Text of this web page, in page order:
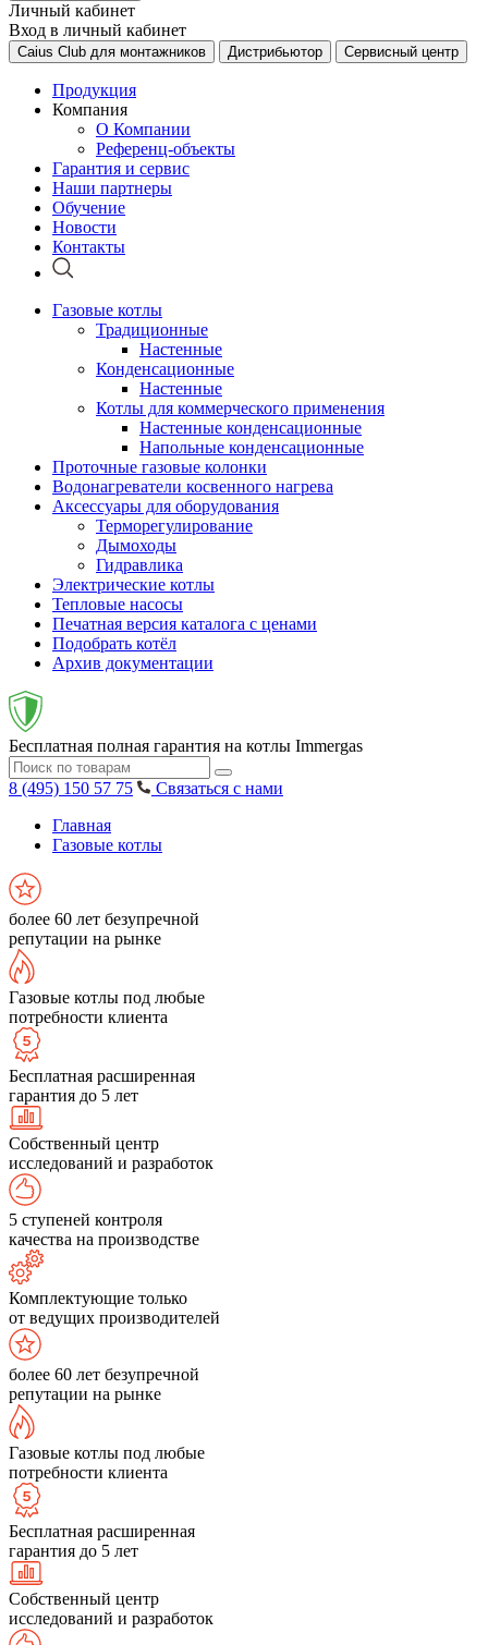
Личный кабинет
Вход в личный кабинет
Caius Club для монтажников Дистрибьютор Сервисный центр
Продукция
Компания
О Компании
Референц-объекты
Гарантия и сервис
Наши партнеры
Обучение
Новости
Контакты
Газовые котлы
Традиционные
Настенные
Конденсационные
Настенные
Котлы для коммерческого применения
Настенные конденсационные
Напольные конденсационные
Проточные газовые колонки
Водонагреватели косвенного нагрева
Аксессуары для оборудования
Терморегулирование
Дымоходы
Гидравлика
Электрические котлы
Тепловые насосы
Печатная версия каталога с ценами
Подобрать котёл
Архив документации
Бесплатная полная гарантия на котлы Immergas
8 (495) 150 57 75
Связаться с нами
Главная
Газовые котлы
более 60 лет безупречной
репутации на рынке
Газовые котлы под любые
потребности клиента
Бесплатная расширенная
гарантия до 5 лет
Собственный центр
исследований и разработок
5 ступеней контроля
качества на производстве
Комплектующие только
от ведущих производителей
более 60 лет безупречной
репутации на рынке
Газовые котлы под любые
потребности клиента
Бесплатная расширенная
гарантия до 5 лет
Собственный центр
исследований и разработок